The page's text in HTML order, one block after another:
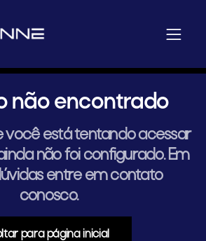
não encontrado
você está tentando acessar
não foi configurado. Em
entre em contato
conosco.
para página inicial